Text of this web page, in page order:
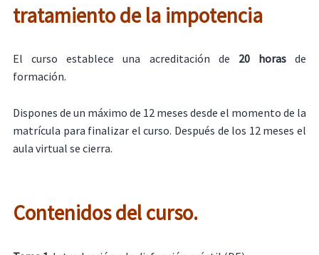
tratamiento de la impotencia
El curso establece una acreditación de 20 horasde
formación.
Dispones de un máximo de 12 meses desde el momento de la
matrícula para finalizar el curso. Después de los 12 meses el
aula virtual se cierra.
Contenidos del curso.